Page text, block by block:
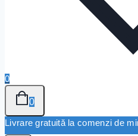
0
0
Livrare gratuită la comenzi de